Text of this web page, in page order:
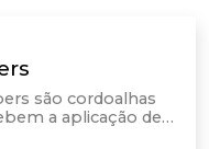
são cordoalhas
a aplicação de